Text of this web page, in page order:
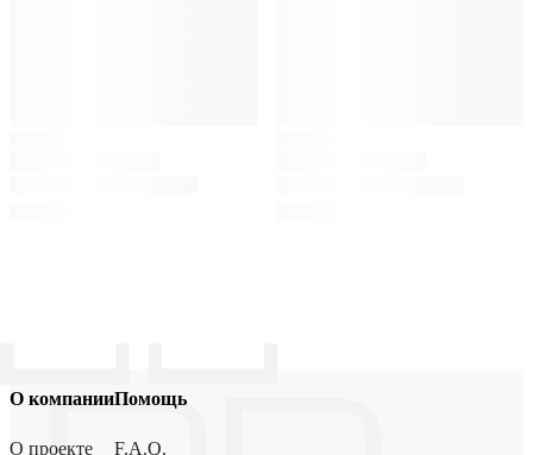
О компании
О проекте
Помощь
F.A.Q.